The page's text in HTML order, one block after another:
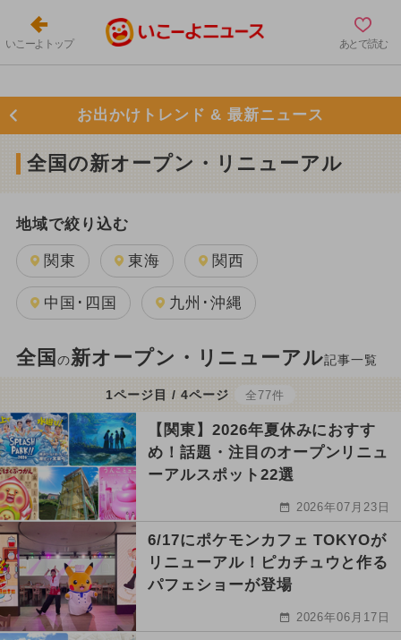
いこーよトップ あとで読む
お出かけトレンド & 最新ニュース
全国の新オープン・リニューアル
地域で絞り込む
関東 東海 関西
中国･四国 九州･沖縄
全国 の新オープン・リニューアル記事一覧
1ページ目 / 4ページ 全77件
【関東】2026年夏休みにおすす
め！話題・注目のオープンリニュ
ーアルスポット22選
2026年07月23日
6/17にポケモンカフェ TOKYOが
リニューアル！ピカチュウと作る
パフェショーが登場
2026年06月17日